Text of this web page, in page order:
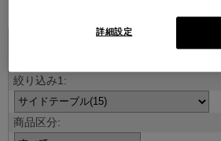
詳細設定